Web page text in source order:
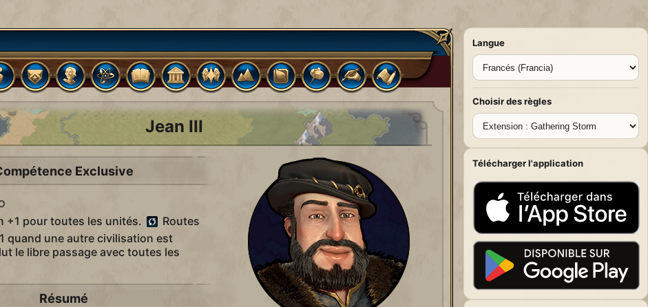
Jean III
Exclusive
+1 pour toutes les unités.
Routes
quand une autre civilisation est
le libre passage avec toutes les
Résumé
Langue
Choisir des règles
Télécharger l'application